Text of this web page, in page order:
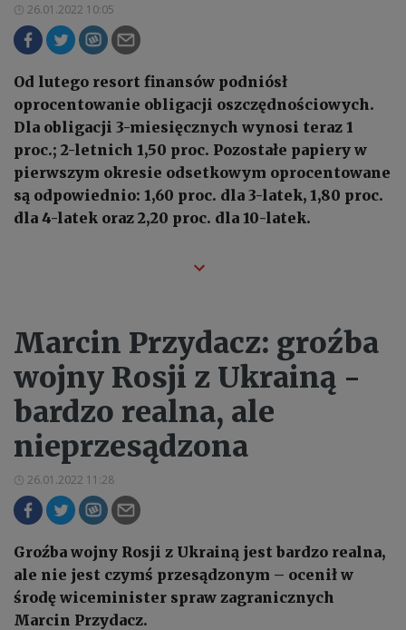
26.01.2022 10:05
Od lutego resort finansów podniósł
oprocentowanie obligacji oszczędnościowych.
Dla obligacji 3-miesięcznych wynosi teraz 1
proc.; 2-letnich 1,50 proc. Pozostałe papiery w
pierwszym okresie odsetkowym oprocentowane
są odpowiednio: 1,60 proc. dla 3-latek, 1,80 proc.
dla 4-latek oraz 2,20 proc. dla 10-latek.
Marcin Przydacz: groźba
wojny Rosji z Ukrainą -
bardzo realna, ale
nieprzesądzona
26.01.2022 11:28
Groźba wojny Rosji z Ukrainą jest bardzo realna,
ale nie jest czymś przesądzonym – ocenił w
środę wiceminister spraw zagranicznych
Marcin Przydacz.